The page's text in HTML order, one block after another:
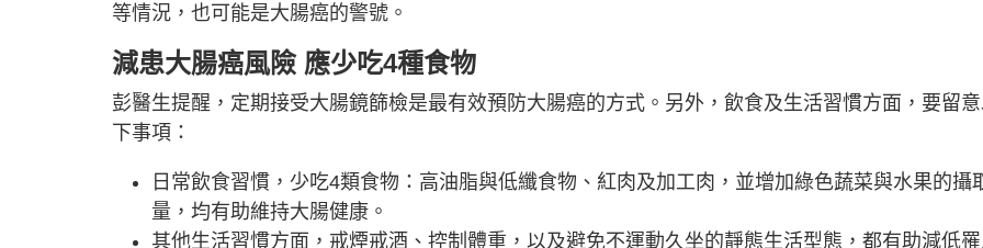
等情況，也可能是大腸癌的警號。
減患大腸癌風險 應少吃4種食物
彭醫生提醒，定期接受大腸鏡篩檢是最有效預防大腸癌的方式。另外，飲食及生活習慣方面，要留意
下事項：
日常飲食習慣，少吃4類食物：高油脂與低纖食物、紅肉及加工肉，並增加綠色蔬菜與水果的攝
量，均有助維持大腸健康。
其他生活習慣方面，戒煙戒酒、控制體重，以及避免不運動久坐的靜態生活型態，都有助減低罹